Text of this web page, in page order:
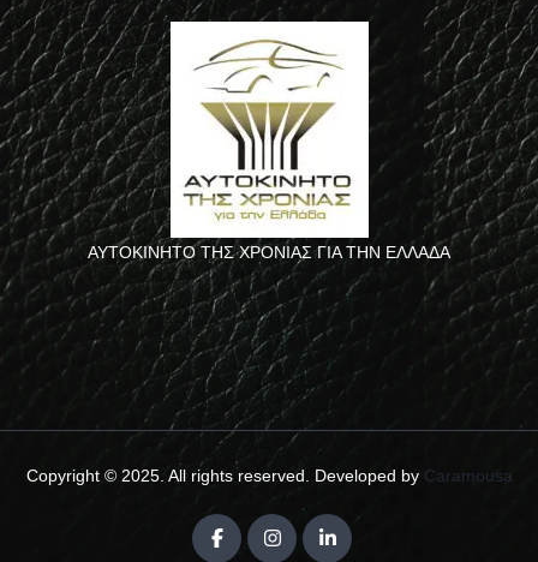
ΑΥΤΟΚΙΝΗΤΟ ΤΗΣ ΧΡΟΝΙΑΣ ΓΙΑ ΤΗΝ ΕΛΛΑΔΑ
Copyright © 2025. All rights reserved. Developed by Caramousa